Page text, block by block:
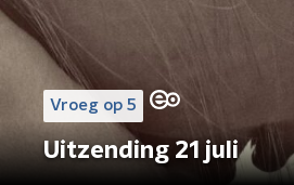
Vroeg op 5
Uitzending 21 juli